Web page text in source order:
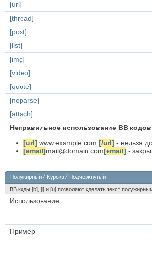
[url]
[thread]
[post]
[list]
[img]
[video]
[quote]
[noparse]
[attach]
Неправильное использование BB
[url] www.example.com [/url] - нельзя
[email]mail@domain.com[email] -
Полужирный / Курсив / Подчёркнутый
BB коды [b], [i] и [u] позволяют сделать текст
Использование
Пример